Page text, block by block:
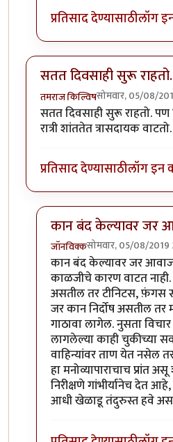
प्रतिसाद देण्यासाठीलॉग
सतत दिवसाही सुरू
तमराज किल्विषसोमवार, 05/08/
सतत दिवसाही सुरू राहतो. पण
रात्री शांततेत त्रासदायक वाटतो.
प्रतिसाद देण्यासाठीलॉग इन
कान बंद केल्यावर जर
जॉनविक्कसोमवार, 05/08/2019
In reply toसतत दिवसाही
कान बंद केल्यावर जर
काळजीचे कारण वाटत नाही.
असतील तर टीनिटस, फ़ंगस
जर कान निर्दोष असतील तर
गाठावा लागेल. नुसता
लागलेल्या काही चुकीच्या
वाहिन्यांवर ताण येत
हा मनोव्यापाराचाच प्रांत
निरीक्षणे गांभीर्यानेच देत
आधी खेळाडू तंदुरुस्त हवे